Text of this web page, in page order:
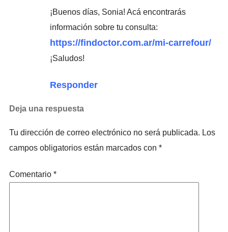
¡Buenos días, Sonia! Acá encontrarás
información sobre tu consulta:
https://findoctor.com.ar/mi-carrefour/
¡Saludos!
Responder
Deja una respuesta
Tu dirección de correo electrónico no será publicada. Los
campos obligatorios están marcados con *
Comentario *